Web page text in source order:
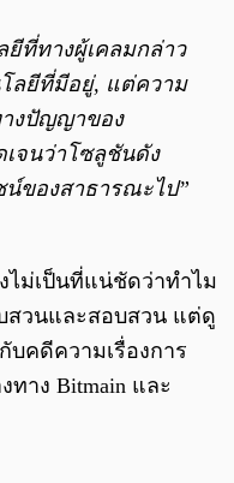
ที่ทางผู้เคลมกล่าว
ลยีที่มีอยู่, แต่ความ
งปัญญาของ
จนว่าโซลูชันดัง
ของสาธารณะไป”
ม่เป็นที่แน่ชัดว่าทำไม
สวนและสอบสวน แต่ดู
บคดีความเรื่องการ
าง Bitmain และ